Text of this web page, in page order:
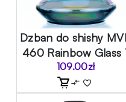
Dzban do shishy
460 Rainbow Glass
109.00zł